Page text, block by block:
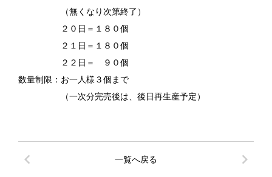
（無くなり次第終了）
２０日＝１８０個
２１日＝１８０個
２２日＝ ９０個
数量制限：お一人様３個まで
（一次分完売後は、後日再生産予定）
chevron_left 一覧へ戻る chevron_right